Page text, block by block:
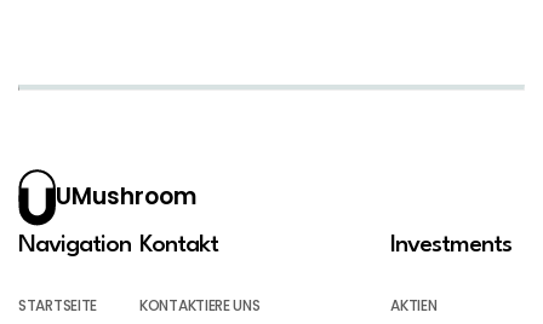
UMushroom
Navigation
STARTSEITE
Kontakt
KONTAKTIERE UNS
Investments
AKTIEN